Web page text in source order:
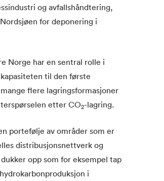
og avfallshåndtering,
for deponering i
Norge har en sentral rolle i
til den første
flere lagringsformasjoner
etter CO2-lagring.
portefølje av områder som er
distribusjonsnettverk og
opp som for eksempel tap
i